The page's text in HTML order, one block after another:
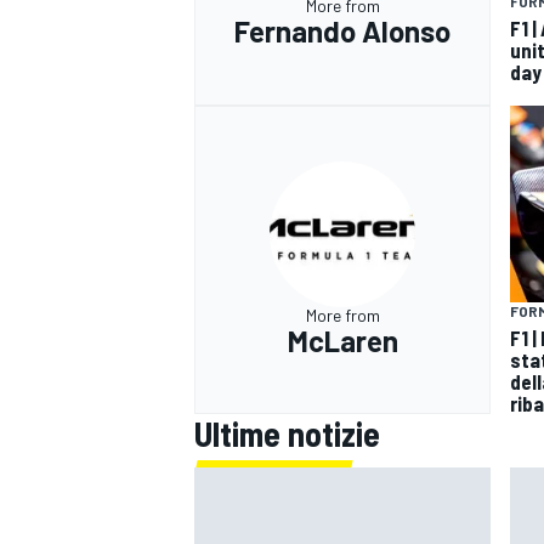
More from
Fernando Alonso
F1
More from
McLaren
F1
Ultime notizie